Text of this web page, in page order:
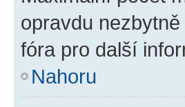
opravdu
fóra pro další
Nahoru